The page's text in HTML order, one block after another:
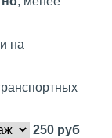
на
250 руб